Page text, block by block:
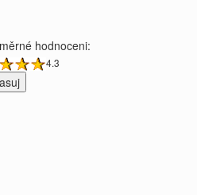
hodnoceni:
4.3